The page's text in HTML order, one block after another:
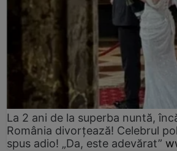
La 2 ani de la superba nuntă,
România divorțează! Celebrul
spus adio! „Da, este adevărat”